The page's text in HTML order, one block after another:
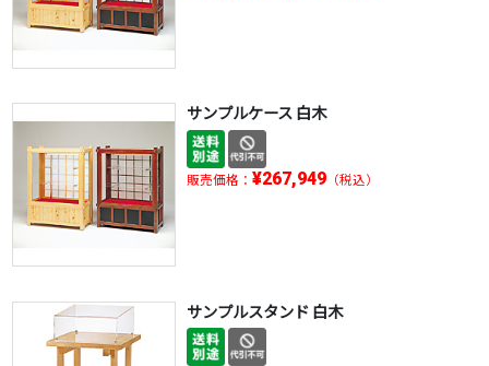
サンプルケース 白木
販売価格： ¥267,949（税込）
サンプルスタンド 白木